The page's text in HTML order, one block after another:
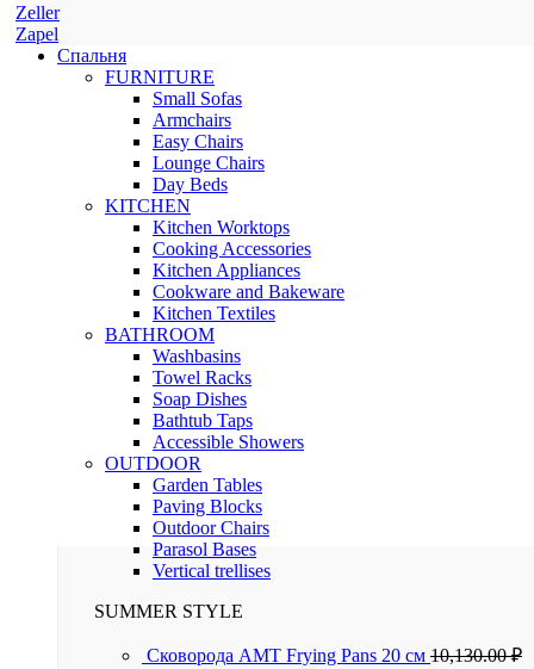
Zeller
Zapel
Спальня
FURNITURE
Small Sofas
Armchairs
Easy Chairs
Lounge Chairs
Day Beds
KITCHEN
Kitchen Worktops
Cooking Accessories
Kitchen Appliances
Cookware and Bakeware
Kitchen Textiles
BATHROOM
Washbasins
Towel Racks
Soap Dishes
Bathtub Taps
Accessible Showers
OUTDOOR
Garden Tables
Paving Blocks
Outdoor Chairs
Parasol Bases
Vertical trellises
SUMMER STYLE
Сковорода AMT Frying Pans 20 см 10,130.00₽